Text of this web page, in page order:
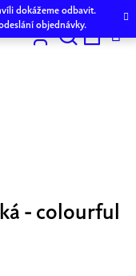
dokážeme odbavit.
objednávky.
Hledat
- colourful